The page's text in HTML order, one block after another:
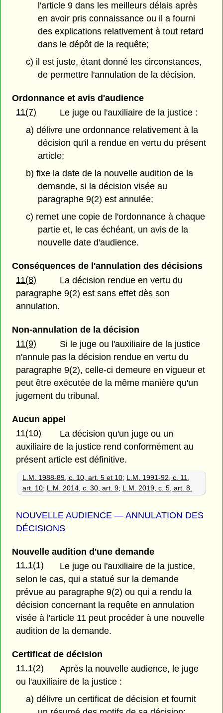
l'article 9 dans les meilleurs délais après
en avoir pris connaissance ou il a fourni
des explications relativement à tout retard
dans le dépôt de la requête;
c) il est juste, étant donné les circonstances,
de permettre l'annulation de la décision.
Ordonnance et avis d'audience
11(7)
Le juge ou l'auxiliaire de la justice :
a) délivre une ordonnance relativement à la
décision qu'il a rendue en vertu du présent
article;
b) fixe la date de la nouvelle audition de la
demande, si la décision visée au
paragraphe 9(2) est annulée;
c) remet une copie de l'ordonnance à chaque
partie et, le cas échéant, un avis de la
nouvelle date d'audience.
Conséquences de l'annulation des décisions
11(8)
La décision rendue en vertu du
paragraphe 9(2) est sans effet dès son
annulation.
Non-annulation de la décision
11(9)
Si le juge ou l'auxiliaire de la justice
n'annule pas la décision rendue en vertu du
paragraphe 9(2), celle-ci demeure en vigueur et
peut être exécutée de la même manière qu'un
jugement du tribunal.
Aucun appel
11(10)
La décision qu'un juge ou un
auxiliaire de la justice rend conformément au
présent article est définitive.
L.M. 1988-89, c. 10, art. 5 et 10; L.M. 1991-92, c. 11,
art. 10; L.M. 2014, c. 30, art. 9; L.M. 2019, c. 5, art. 8.
NOUVELLE AUDIENCE — ANNULATION DES
DÉCISIONS
Nouvelle audition d'une demande
11.1(1)
Le juge ou l'auxiliaire de la justice,
selon le cas, qui a statué sur la demande
prévue au paragraphe 9(2) ou qui a rendu la
décision concernant la requête en annulation
visée à l'article 11 peut procéder à une nouvelle
audition de la demande.
Certificat de décision
11.1(2)
Après la nouvelle audience, le juge
ou l'auxiliaire de la justice :
a) délivre un certificat de décision et fournit